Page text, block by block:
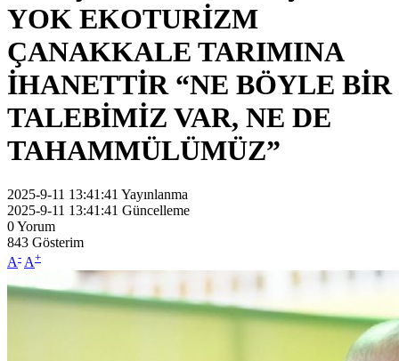
YOK EKOTURİZM
ÇANAKKALE TARIMINA
İHANETTİR “NE BÖYLE BİR
TALEBİMİZ VAR, NE DE
TAHAMMÜLÜMÜZ”
2025-9-11 13:41:41 Yayınlanma
2025-9-11 13:41:41 Güncelleme
0Yorum
843 Gösterim
A- A+